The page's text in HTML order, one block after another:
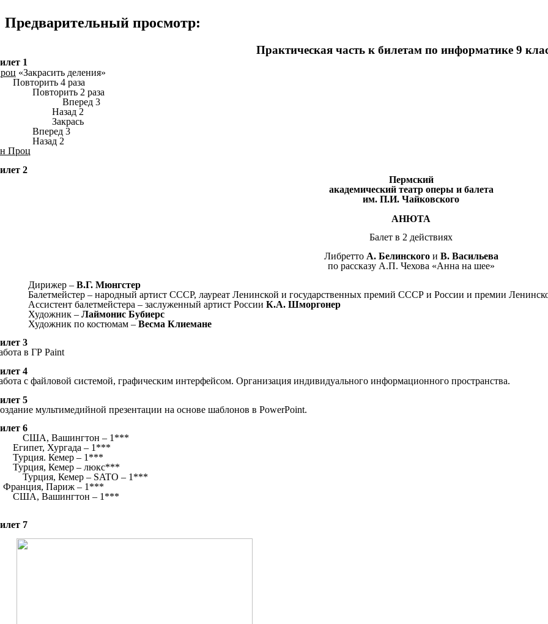
Предварительный просмотр:
Практическая часть к билетам по информатике 9
1
«Закрасить деления»
4 раза
2 раза
Вперед 3
2
3
2
Проц
2
Пермский
академический театр оперы и балета
им. П.И. Чайковского
АНЮТА
Балет в 2 действиях
Либретто А. Белинскогои В. Васильева
по рассказу А.П. Чехова «Анна на шее»
Дирижер – В.Г. Мюнгстер
Балетмейстер – народный артист СССР, лауреат Ленинской и государственных премий СССР и России и премии
Ассистент балетмейстера – заслуженный артист России К.А. Шморгонер
Художник – Лаймонис Бубиерс
Художник по костюмам – Весма Клиемане
3
в ГР Paint
4
с файловой системой, графическим интерфейсом. Организация индивидуального информационного пространства.
5
мультимедийной презентации на основе шаблонов в PowerPoint.
6
США, Вашингтон – 1***
Хургада – 1***
Кемер – 1***
Кемер – люкс***
Турция, Кемер – SATO – 1***
Франция, Париж – 1***
Вашингтон – 1***
7